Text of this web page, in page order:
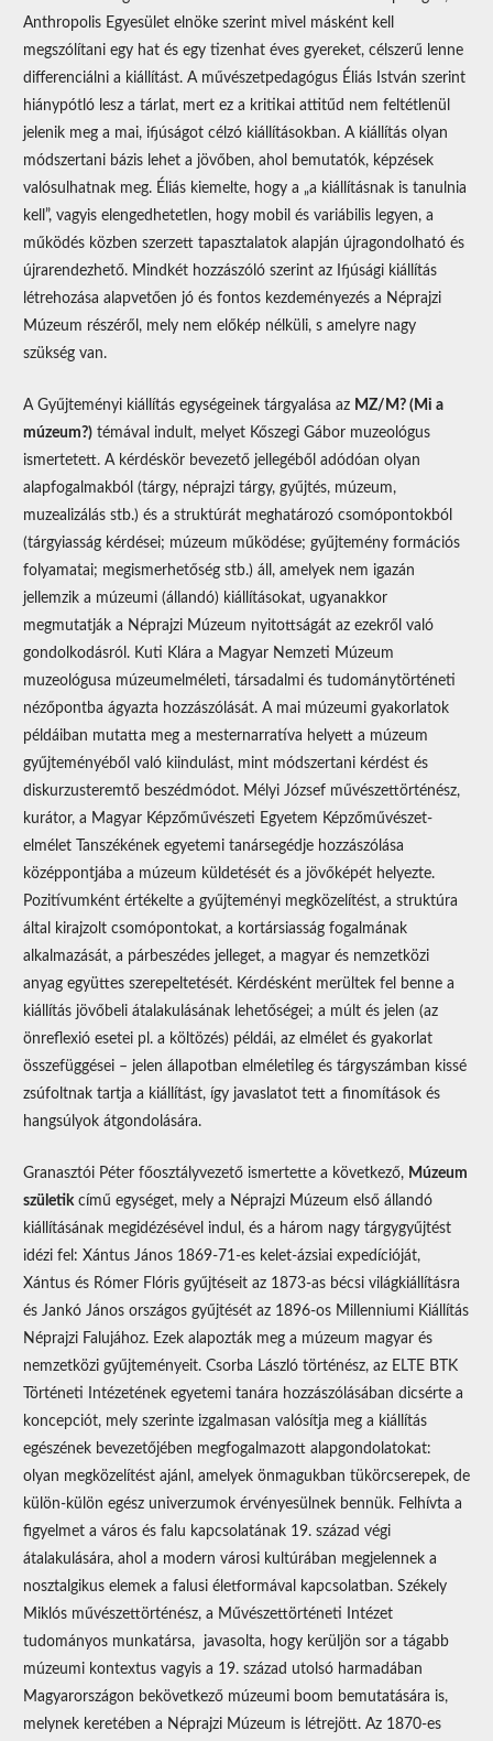
Anthropolis Egyesület elnöke szerint mivel másként kell
megszólítani egy hat és egy tizenhat éves gyereket, célszerű lenne
differenciálni a kiállítást. A művészetpedagógus Éliás István szerint
hiánypótló lesz a tárlat, mert ez a kritikai attitűd nem feltétlenül
jelenik meg a mai, ifjúságot célzó kiállításokban. A kiállítás olyan
módszertani bázis lehet a jövőben, ahol bemutatók, képzések
valósulhatnak meg. Éliás kiemelte, hogy a „a kiállításnak is tanulnia
kell”, vagyis elengedhetetlen, hogy mobil és variábilis legyen, a
működés közben szerzett tapasztalatok alapján újragondolható és
újrarendezhető. Mindkét hozzászóló szerint az Ifjúsági kiállítás
létrehozása alapvetően jó és fontos kezdeményezés a Néprajzi
Múzeum részéről, mely nem előkép nélküli, s amelyre nagy
szükség van.
A Gyűjteményi kiállítás egységeinek tárgyalása az MZ/M? (Mi a
múzeum?)témával indult, melyet Kőszegi Gábor muzeológus
ismertetett. A kérdéskör bevezető jellegéből adódóan olyan
alapfogalmakból (tárgy, néprajzi tárgy, gyűjtés, múzeum,
muzealizálás stb.) és a struktúrát meghatározó csomópontokból
(tárgyiasság kérdései; múzeum működése; gyűjtemény formációs
folyamatai; megismerhetőség stb.) áll, amelyek nem igazán
jellemzik a múzeumi (állandó) kiállításokat, ugyanakkor
megmutatják a Néprajzi Múzeum nyitottságát az ezekről való
gondolkodásról. Kuti Klára a Magyar Nemzeti Múzeum
muzeológusa múzeumelméleti, társadalmi és tudománytörténeti
nézőpontba ágyazta hozzászólását. A mai múzeumi gyakorlatok
példáiban mutatta meg a mesternarratíva helyett a múzeum
gyűjteményéből való kiindulást, mint módszertani kérdést és
diskurzusteremtő beszédmódot. Mélyi József művészettörténész,
kurátor, a Magyar Képzőművészeti Egyetem Képzőművészet-
elmélet Tanszékének egyetemi tanársegédje hozzászólása
középpontjába a múzeum küldetését és a jövőképét helyezte.
Pozitívumként értékelte a gyűjteményi megközelítést, a struktúra
által kirajzolt csomópontokat, a kortársiasság fogalmának
alkalmazását, a párbeszédes jelleget, a magyar és nemzetközi
anyag együttes szerepeltetését. Kérdésként merültek fel benne a
kiállítás jövőbeli átalakulásának lehetőségei; a múlt és jelen (az
önreflexió esetei pl. a költözés) példái, az elmélet és gyakorlat
összefüggései – jelen állapotban elméletileg és tárgyszámban kissé
zsúfoltnak tartja a kiállítást, így javaslatot tett a finomítások és
hangsúlyok átgondolására.
Granasztói Péter főosztályvezető ismertette a következő, Múzeum
születikcímű egységet, mely a Néprajzi Múzeum első állandó
kiállításának megidézésével indul, és a három nagy tárgygyűjtést
idézi fel: Xántus János 1869-71-es kelet-ázsiai expedícióját,
Xántus és Rómer Flóris gyűjtéseit az 1873-as bécsi világkiállításra
és Jankó János országos gyűjtését az 1896-os Millenniumi Kiállítás
Néprajzi Falujához. Ezek alapozták meg a múzeum magyar és
nemzetközi gyűjteményeit. Csorba László történész, az ELTE BTK
Történeti Intézetének egyetemi tanára hozzászólásában dicsérte a
koncepciót, mely szerinte izgalmasan valósítja meg a kiállítás
egészének bevezetőjében megfogalmazott alapgondolatokat:
olyan megközelítést ajánl, amelyek önmagukban tükörcserepek, de
külön-külön egész univerzumok érvényesülnek bennük. Felhívta a
figyelmet a város és falu kapcsolatának 19. század végi
átalakulására, ahol a modern városi kultúrában megjelennek a
nosztalgikus elemek a falusi életformával kapcsolatban. Székely
Miklós művészettörténész, a Művészettörténeti Intézet
tudományos munkatársa, javasolta, hogy kerüljön sor a tágabb
múzeumi kontextus vagyis a 19. század utolsó harmadában
Magyarországon bekövetkező múzeumi boom bemutatására is,
melynek keretében a Néprajzi Múzeum is létrejött. Az 1870-es